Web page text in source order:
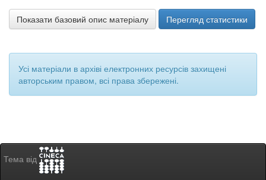
Показати базовий опис матеріалу Перегляд статистики
Усі матеріали в архіві електронних ресурсів захищені
авторським правом, всі права збережені.
Тема від